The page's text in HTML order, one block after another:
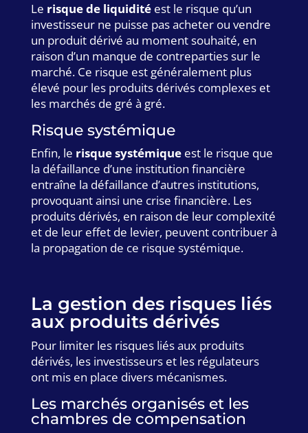
Le risque de liquiditéest le risque qu’un
investisseur ne puisse pas acheter ou vendre
un produit dérivé au moment souhaité, en
raison d’un manque de contreparties sur le
marché. Ce risque est généralement plus
élevé pour les produits dérivés complexes et
les marchés de gré à gré.
Risque systémique
Enfin, le risque systémiqueest le risque que
la défaillance d’une institution financière
entraîne la défaillance d’autres institutions,
provoquant ainsi une crise financière. Les
produits dérivés, en raison de leur complexité
et de leur effet de levier, peuvent contribuer à
la propagation de ce risque systémique.
La gestion des risques liés
aux produits dérivés
Pour limiter les risques liés aux produits
dérivés, les investisseurs et les régulateurs
ont mis en place divers mécanismes.
Les marchés organisés et les
chambres de compensation